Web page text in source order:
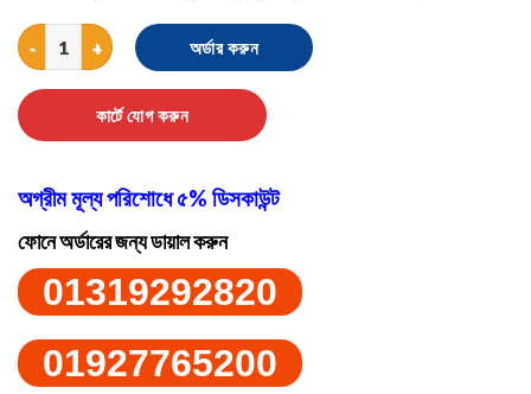
Buy 1 Get 1 Free Hyaluronic TWG Cream Essence quantity
অর্ডার করুন
কার্টে যোগ করুন
অগ্রীম মূল্য পরিশোধে ৫% ডিসকাউন্ট
ফোনে অর্ডারের জন্য ডায়াল করুন
01319292820
01927765200